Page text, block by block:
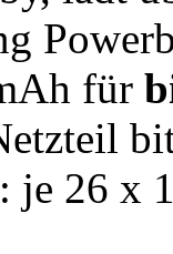
für
je 26 x